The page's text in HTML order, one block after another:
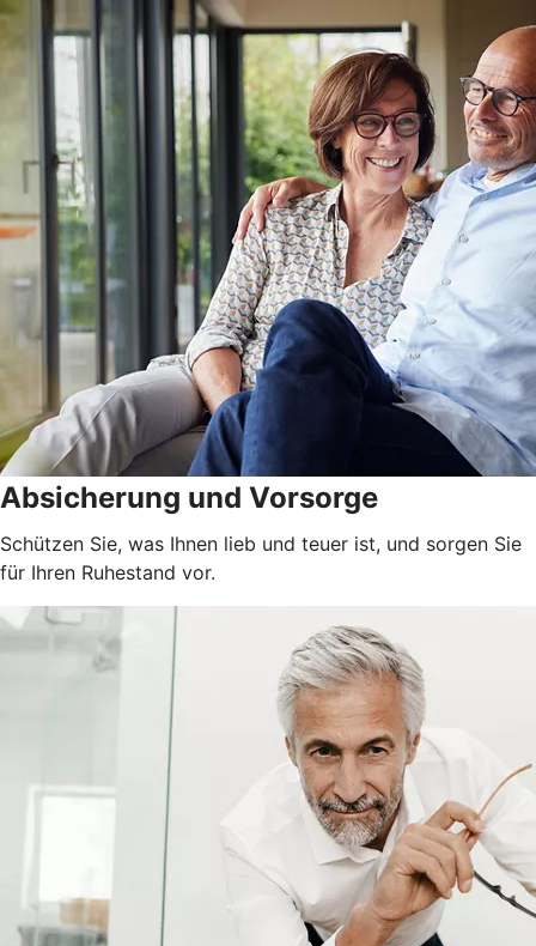
Absicherung und Vorsorge
Schützen Sie, was Ihnen lieb und teuer ist, und sorgen Sie
für Ihren Ruhestand vor.